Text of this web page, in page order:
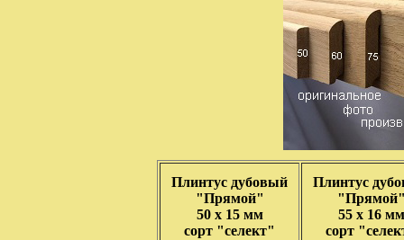
Плинтус дубовый
"Прямой"
50 х 15 мм
сорт "селект"
Плинтус
55 х 16 мм
сорт